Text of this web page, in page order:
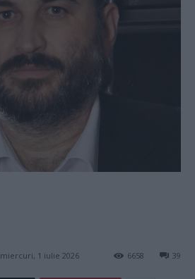
miercuri, 1 iulie 2026 39
6658